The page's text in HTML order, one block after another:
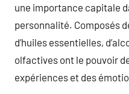
une importance capitale
personnalité. Composés
d’huiles essentielles,
olfactives ont le pouvoir
expériences et des